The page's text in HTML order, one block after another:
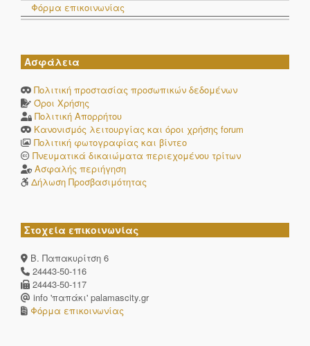
Φόρμα επικοινωνίας
Ασφάλεια
Πολιτική προστασίας προσωπικών δεδομένων
Όροι Χρήσης
Πολιτική Απορρήτου
Κανονισμός λειτουργίας και όροι χρήσης forum
Πολιτική φωτογραφίας και βίντεο
Πνευματικά δικαιώματα περιεχομένου τρίτων
Ασφαλής περιήγηση
Δήλωση Προσβασιμότητας
Στοχεία επικοινωνίας
Β. Παπακυρίτση 6
24443-50-116
24443-50-117
info 'παπάκι' palamascity.gr
Φόρμα επικοινωνίας